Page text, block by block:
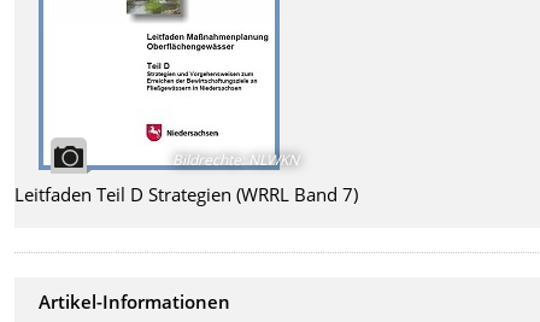
Bildrechte: NLWKN
Leitfaden Teil D Strategien (WRRL Band 7)
Artikel-Informationen